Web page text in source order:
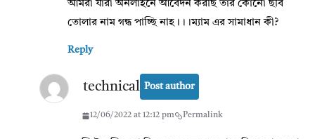
আমরা যারা অনলাইনে আবেদন করছি তার কোনো ছবি
তোলার নাম গন্ধ পাচ্ছি নাহ।।।ম্যাম এর সামাধান কী?
Reply
technical Post author
12/06/2022 at 12:12 pm Permalink